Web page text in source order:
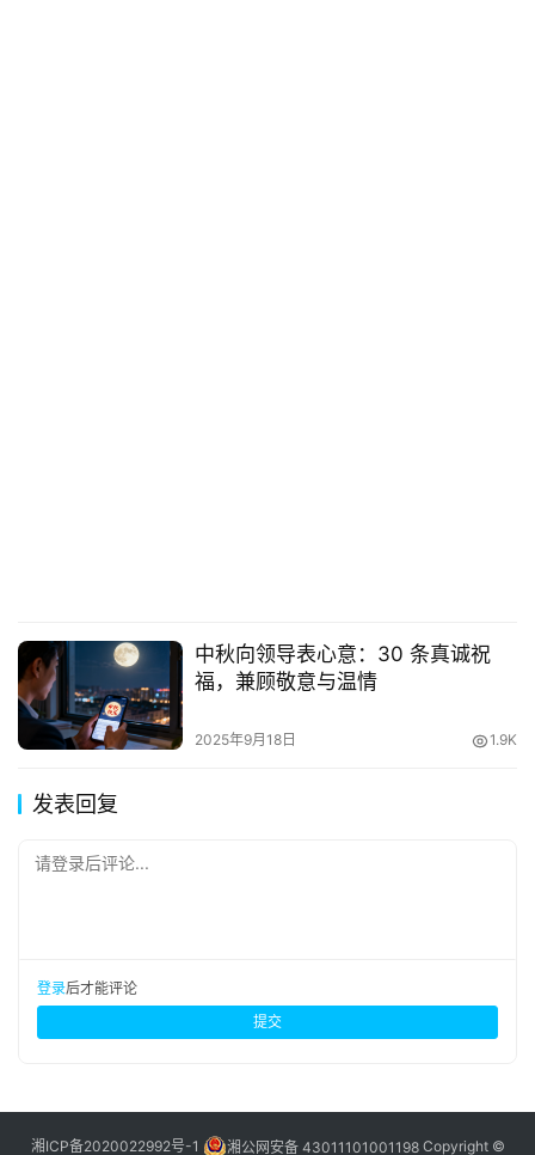
中秋向领导表心意：30 条真诚祝
福，兼顾敬意与温情
2025年9月18日 1.9K
发表回复
请登录后评论...
登录后才能评论
提交
湘ICP备2020022992号-1 湘公网安备 43011101001198Copyright ©